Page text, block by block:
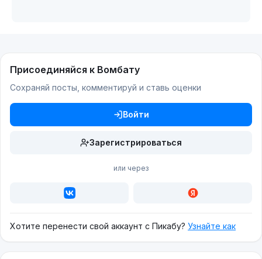
Присоединяйся к Вомбату
Сохраняй посты, комментируй и ставь оценки
Войти
Зарегистрироваться
или через
Хотите перенести свой аккаунт с Пикабу? Узнайте как